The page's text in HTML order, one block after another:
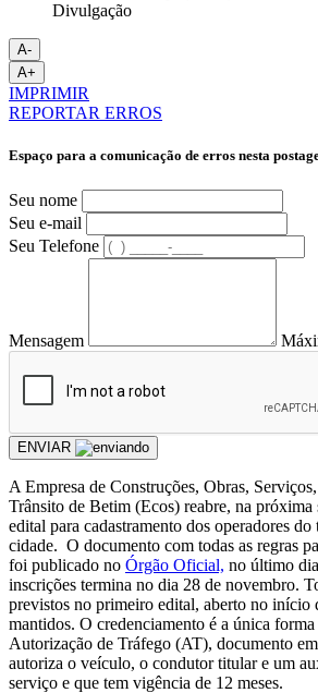
Divulgação
A-
A+
IMPRIMIR
REPORTAR ERROS
Espaço para a comunicação de erros nesta
Seu nome
Seu e-mail
Seu Telefone
Mensagem
ENVIAR
A Empresa de Construções, Obras,
Trânsito de Betim (Ecos) reabre, na
edital para cadastramento dos operadores do
cidade. O documento com todas as regras
foi publicado no Órgão Oficial, no último
inscrições termina no dia 28 de novembro.
previstos no primeiro edital, aberto no início
mantidos. O credenciamento é a única forma
Autorização de Tráfego (AT), documento
autoriza o veículo, o condutor titular e um
serviço e que tem vigência de 12 meses.